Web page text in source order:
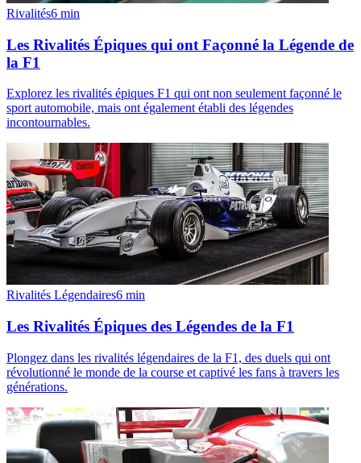
Rivalités6 min
Les Rivalités Épiques qui ont Façonné la Légende de
la F1
Explorez les rivalités épiques F1 qui ont non seulement façonné le
sport automobile, mais ont également établi des légendes
incontournables.
Rivalités Légendaires6 min
Les Rivalités Épiques des Légendes de la F1
Plongez dans les rivalités légendaires de la F1, des duels qui ont
révolutionné le monde de la course et captivé les fans à travers les
générations.